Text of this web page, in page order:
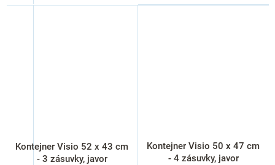
Kontejner Visio 52 x 43 cm
- 3 zásuvky, javor
Kontejner Visio 50 x 47 cm
- 4 zásuvky, javor